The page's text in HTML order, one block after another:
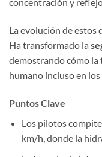
La evolución de estos
Ha transformado la
demostrando cómo la
humano incluso en
Puntos Clave
Los pilotos
km/h, donde la